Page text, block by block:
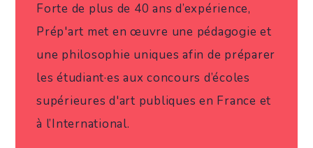
Forte de plus de 40 ans d’expérience,
Prép'art met en œuvre une pédagogie et
une philosophie uniques afin de préparer
les étudiant·es aux concours d’écoles
supérieures d'art publiques en France et
à l’International.